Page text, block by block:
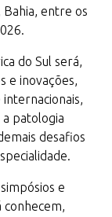
Bahia, entre os
do Sul será,
e inovações,
patologia
desafios
e
conhecem,